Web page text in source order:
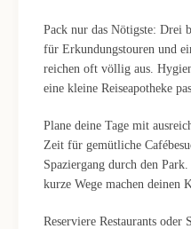
Pack nur das Nötigste: Drei
für Erkundungstouren und
reichen oft völlig aus.
eine kleine Reiseapotheke
Plane deine Tage mit
Zeit für gemütliche
Spaziergang durch den
kurze Wege machen deinen
Reserviere Restaurants oder